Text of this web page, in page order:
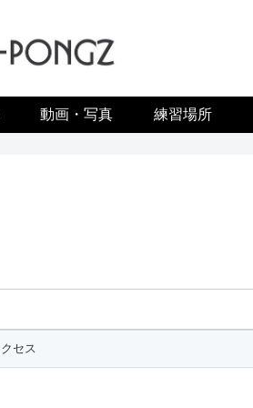
動画・写真 練習場所